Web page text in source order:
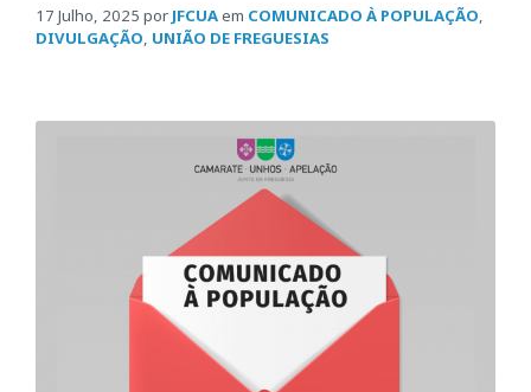
17 Julho, 2025 por JFCUAem COMUNICADO À POPULAÇÃO,
DIVULGAÇÃO, UNIÃO DE FREGUESIAS